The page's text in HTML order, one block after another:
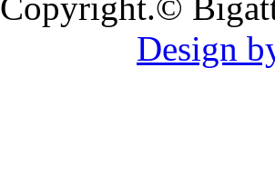
Copyright.©
Design